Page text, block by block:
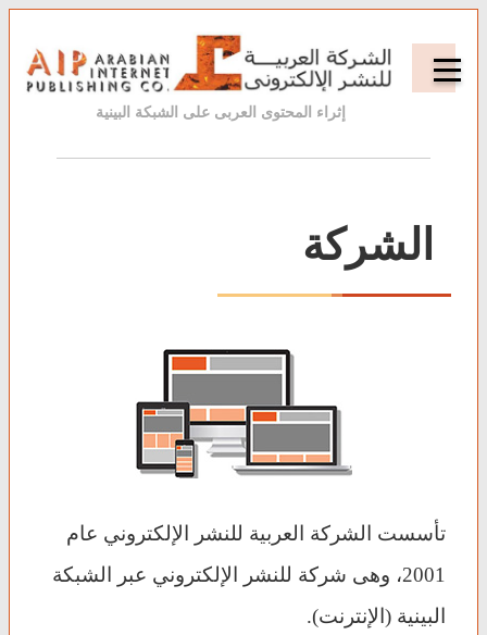
إثراء المحتوى العربى على الشبكة البينية
الشركة
تأسست الشركة العربية للنشر الإلكتروني عام
2001، وهى شركة للنشر الإلكتروني عبر الشبكة
البينية (الإنترنت).